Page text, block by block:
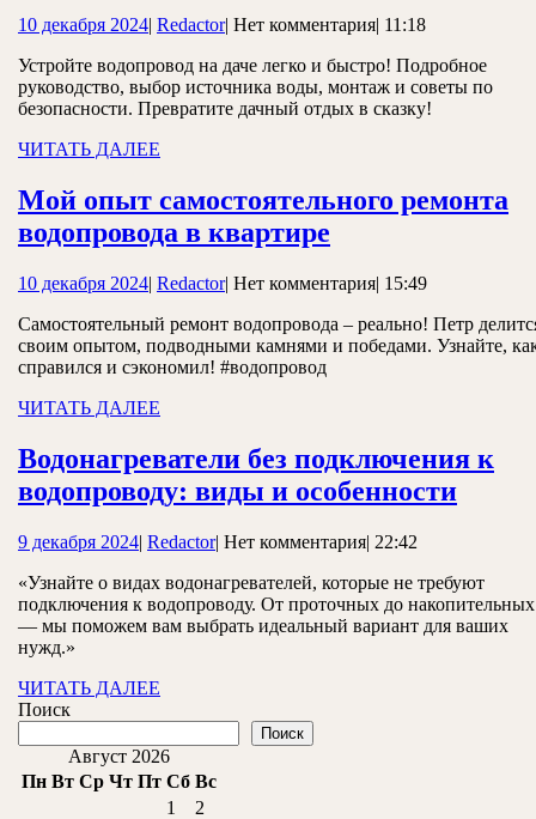
на
даче
10 декабря 202410
2024
| RedactorRedactor
| Нет комментария| 11:18
Устройте водопровод на даче легко и быстро! Подробное
руководство, выбор источника воды, монтаж и советы по
безопасности. Превратите дачный отдых в сказку!
ЧИТАТЬ ДАЛЕЕ
Мой опыт самостоятельного ремонта
водопровода в квартире
ремонта
водопровода
10 декабря 202410
2024
| RedactorRedactor
| Нет комментария| 15:49
Самостоятельный ремонт водопровода – реально! Петр
своим опытом, подводными камнями и победами. Узнайте,
справился и сэкономил! #водопровод
ЧИТАТЬ ДАЛЕЕ
Водонагреватели без подключения к
водопроводу: виды и особенности
к
9 декабря 20249
2024
| RedactorRedactor
| Нет комментария| 22:42
«Узнайте о видах водонагревателей, которые не требуют
подключения к водопроводу. От проточных до накопительных
— мы поможем вам выбрать идеальный вариант для ваших
нужд.»
ЧИТАТЬ ДАЛЕЕ
Поиск
Поиск
Август 2026
Пн Вт Ср Чт Пт Сб Вс
1
2